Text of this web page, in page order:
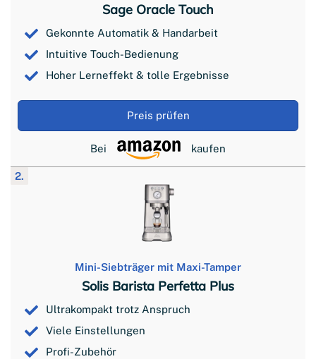
Sage Oracle Touch
Gekonnte Automatik & Handarbeit
Intuitive Touch-Bedienung
Hoher Lerneffekt & tolle Ergebnisse
Preis prüfen
Bei kaufen
2.
Mini-Siebträger mit Maxi-Tamper
Solis Barista Perfetta Plus
Ultrakompakt trotz Anspruch
Viele Einstellungen
Profi-Zubehör